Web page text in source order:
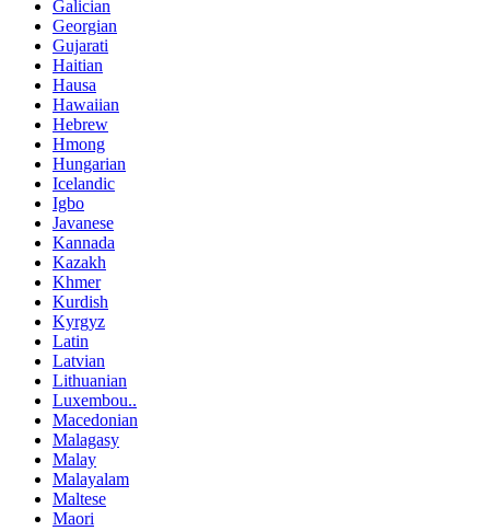
Galician
Georgian
Gujarati
Haitian
Hausa
Hawaiian
Hebrew
Hmong
Hungarian
Icelandic
Igbo
Javanese
Kannada
Kazakh
Khmer
Kurdish
Kyrgyz
Latin
Latvian
Lithuanian
Luxembou..
Macedonian
Malagasy
Malay
Malayalam
Maltese
Maori